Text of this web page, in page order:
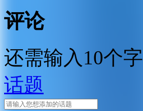
评论
还需输入10个字
话题